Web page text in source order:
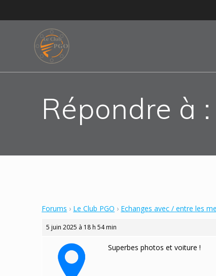
to
Répondre à
Forums › Le Club PGO › Echanges avec / entre les
5 juin 2025 à 18 h 54 min
Superbes photos et voiture !